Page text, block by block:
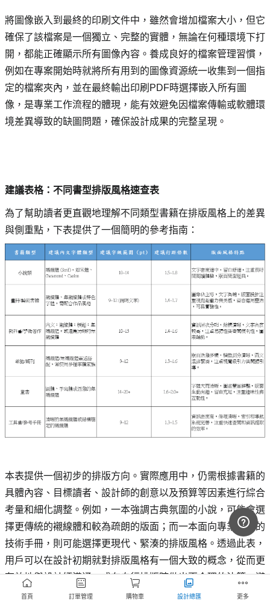
將圖像嵌入到最終的印刷文件中，雖然會增加檔案大小，但它
確保了該檔案是一個獨立、完整的實體，無論在何種環境下打
開，都能正確顯示所有圖像內容。養成良好的檔案管理習慣，
例如在專案開始時就將所有用到的圖像資源統一收集到一個指
定的檔案夾內，並在最終輸出印刷PDF時選擇嵌入所有圖
像，是專業工作流程的體現，能有效避免因檔案傳輸或軟體環
境差異導致的缺圖問題，確保設計成果的完整呈現。
建議表格：不同書型排版風格速查表
為了幫助讀者更直觀地理解不同類型書籍在排版風格上的差異
與側重點，下表提供了一個簡明的參考指南：
本表提供一個初步的排版方向。實際應用中，仍需根據書籍的
具體內容、目標讀者、設計師的創意以及預算等因素進行綜合
考量和細化調整。例如，一本強調古典氛圍的小說，可能會選
擇更傳統的襯線體和較為疏朗的版面；而一本面向專業人士的
技術手冊，則可能選擇更現代、緊湊的排版風格。透過此表，
用戶可以在設計初期就對排版風格有一個大致的概念，從而更
有效地與設計師溝通，或在自行排版時做出更合理的決策，避
免盲目嘗試，提高設計效率和最終成品的專業水準。
首頁 訂單管理 購物車 設計總匯 更多